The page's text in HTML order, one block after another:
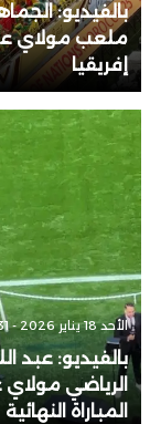
بالفيديو:
ملعب مولاي عبد
إفريقيا
الأحد 18 يناير 2026 - 17:31
بالفيديو:
الرياضي مولاي
المباراة النهائية